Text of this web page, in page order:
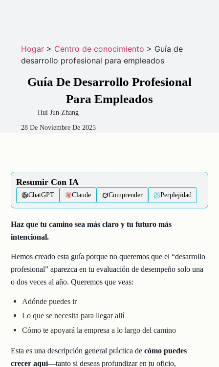
Hogar> Centro de conocimiento > Guía de
desarrollo profesional para empleados
Guía De Desarrollo Profesional
Para Empleados
Hui Jun Zhang
28 De Noviembre De 2025
Resumir Con IA
ChatGPT Claude Comprender Perplejidad
Haz que tu camino sea más claro y tu futuro más
intencional.
Hemos creado esta guía porque no queremos que el “desarrollo
profesional” aparezca en tu evaluación de desempeño solo una
o dos veces al año. Queremos que veas:
Adónde puedes ir
Lo que se necesita para llegar allí
Cómo te apoyará la empresa a lo largo del camino
Esta es una descripción general práctica decómo puedes
crecer aquí—tanto si deseas profundizar en tu oficio,